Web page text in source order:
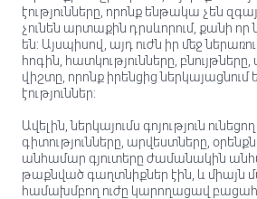
էությունները, որոնք ենթակա չեն
չունեն արտաքին դրսևորում, քանի
են: Այսպիսով, այդ ուժն իր մեջ
հոգին, հատկությունները, բնույթները,
վիշտը, որոնք իրենցից ներկայացնում
էություններ:
Ավելին, ներկայումս գոյություն ունեցող
գիտությունները, արվեստները,
անհամար գյուտերը ժամանակին
թաքնված գաղտնիքներ էին, և միայն
համախմբող ուժը կարողացավ